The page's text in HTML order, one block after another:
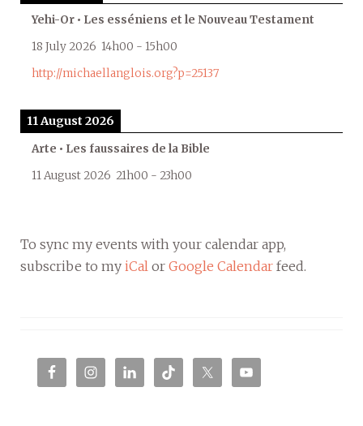
Yehi-Or • Les esséniens et le Nouveau Testament
18 July 2026 14h00 - 15h00
http://michaellanglois.org?p=25137
11 August 2026
Arte • Les faussaires de la Bible
11 August 2026 21h00 - 23h00
To sync my events with your calendar app,
subscribe to my iCal or Google Calendar feed.